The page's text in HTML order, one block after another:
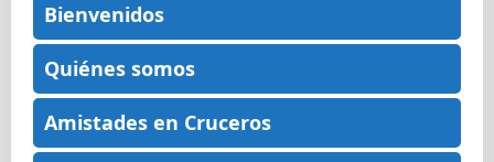
Bienvenidos
Quiénes somos
Amistades en Cruceros